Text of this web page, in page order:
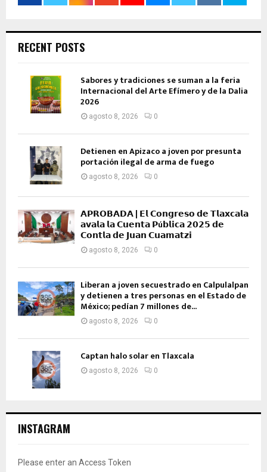
RECENT POSTS
Sabores y tradiciones se suman a la feria
Internacional del Arte Efímero y de la Dalia
2026
agosto 8, 2026 0
Detienen en Apizaco a joven por presunta
portación ilegal de arma de fuego
agosto 8, 2026 0
𝗔𝗣𝗥𝗢𝗕𝗔𝗗𝗔 | 𝗘𝗹 𝗖𝗼𝗻𝗴𝗿𝗲𝘀𝗼 𝗱𝗲 𝗧𝗹𝗮𝘅𝗰𝗮𝗹𝗮
𝗮𝘃𝗮𝗹𝗮 𝗹𝗮 𝗖𝘂𝗲𝗻𝘁𝗮 𝗣ú𝗯𝗹𝗶𝗰𝗮 𝟮𝟬𝟮𝟱 𝗱𝗲
𝗖𝗼𝗻𝘁𝗹𝗮 𝗱𝗲 𝗝𝘂𝗮𝗻 𝗖𝘂𝗮𝗺𝗮𝘁𝘇𝗶
agosto 8, 2026 0
Liberan a joven secuestrado en Calpulalpan
y detienen a tres personas en el Estado de
México; pedían 7 millones de...
agosto 8, 2026 0
Captan halo solar en Tlaxcala
agosto 8, 2026 0
INSTAGRAM
Please enter an Access Token